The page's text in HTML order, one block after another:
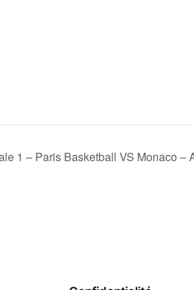
1 – Paris Basketball VS Monaco –